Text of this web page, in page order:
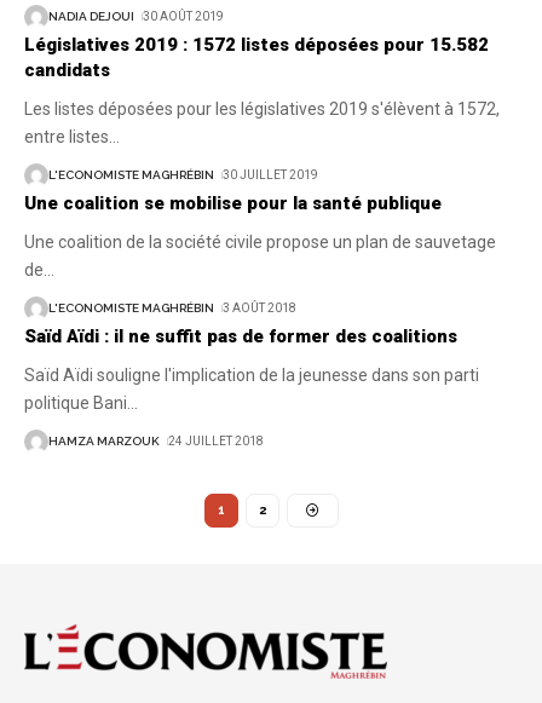
NADIA DEJOUI 30 AOÛT 2019
Législatives 2019 : 1572 listes déposées pour 15.582
candidats
Les listes déposées pour les législatives 2019 s'élèvent à 1572,
entre listes
L'ECONOMISTE MAGHRÉBIN 30 JUILLET 2019
Une coalition se mobilise pour la santé publique
Une coalition de la société civile propose un plan de sauvetage
de
L'ECONOMISTE MAGHRÉBIN 3 AOÛT 2018
Saïd Aïdi : il ne suffit pas de former des coalitions
Saïd Aïdi souligne l'implication de la jeunesse dans son parti
politique Bani
HAMZA MARZOUK 24 JUILLET 2018
1 2